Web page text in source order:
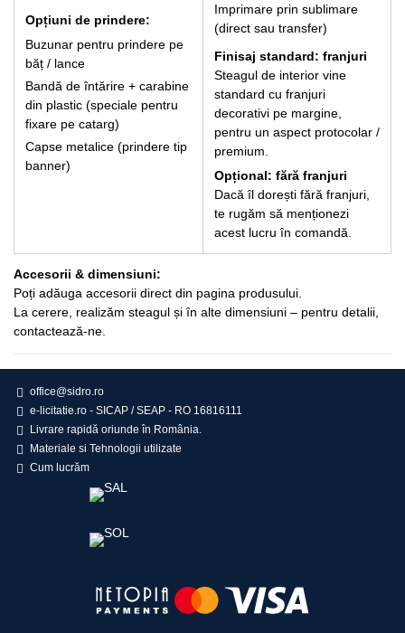
Opțiuni de prindere:
Buzunar pentru prindere pe
băț / lance
Bandă de întărire + carabine
din plastic (speciale pentru
fixare pe catarg)
Capse metalice (prindere tip
banner)
Imprimare prin sublimare
(direct sau transfer)
Finisaj standard: franjuri
Steagul de interior vine
standard cu franjuri
decorativi pe margine,
pentru un aspect protocolar /
premium.
Opțional: fără franjuri
Dacă îl dorești fără franjuri,
te rugăm să menționezi
acest lucru în comandă.
Accesorii & dimensiuni:
Poți adăuga accesorii direct din pagina produsului.
La cerere, realizăm steagul și în alte dimensiuni – pentru detalii,
contactează-ne.
office@sidro.ro
e-licitatie.ro - SICAP / SEAP - RO 16816111
Livrare rapidă oriunde în România.
Materiale si Tehnologii utilizate
Cum lucrăm